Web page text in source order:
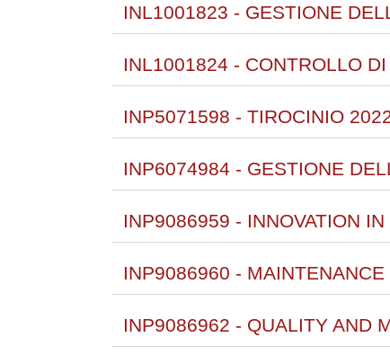
INL1001823 - GESTIONE
INL1001824 - CONTROLLO
INP5071598 - TIROCINIO
INP6074984 - GESTIONE
INP9086959 - INNOVATION
INP9086960 -
INP9086962 - QUALITY AND